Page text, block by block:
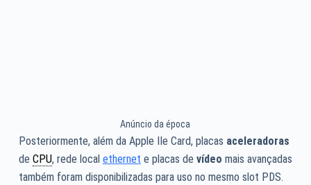
Anúncio da época
Posteriormente, além da Apple IIe Card, placas aceleradoras
de CPU, rede local ethernet e placas de vídeo mais avançadas
também foram disponibilizadas para uso no mesmo slot PDS.